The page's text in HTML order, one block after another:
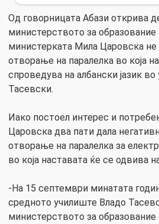
Од говорницата Абази открива
министерството за образование
министерката Мила Царовска не
отворање на паралелка во која
спроведува на албански јазик
Тасевски.
Иако постоел интерес и
Царовска два пати дала
отворање на паралелка за
во која наставата ќе се одвива
-На 15 септември минатата
средното училиште Владо
министерството за